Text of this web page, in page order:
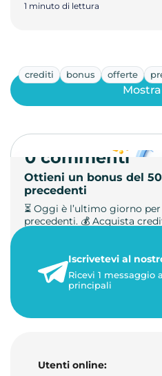
1 minuto di lettura
crediti bonus offerte
Ottieni un bonus del
precedenti
⏳ Oggi è l’ultimo giorno
precedenti. 💰 Acquista
23 maggio 2026
1 minuto di lettura
0 commenti
Iscrivetevi al
Ricevi 1 messaggio
principali
Utenti online: